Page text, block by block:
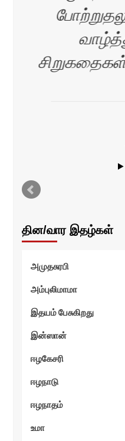
தின/வார இதழ்கள்
அமுதசுரபி
அம்புலிமாமா
இதயம் பேசுகிறது
இன்ஸான்
ஈழகேசரி
ஈழநாடு
ஈழநாதம்
உமா